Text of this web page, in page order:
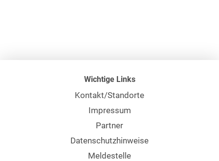
Wichtige Links
Kontakt/Standorte
Impressum
Partner
Datenschutzhinweise
Meldestelle